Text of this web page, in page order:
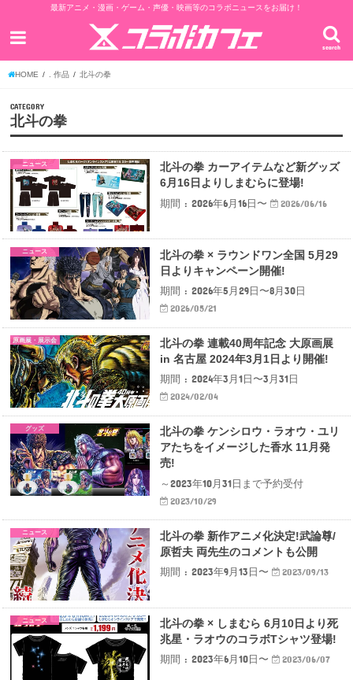
最新アニメ・漫画・ゲーム・声優・映画等のコラボニュースをお届け！
search
HOME . 作品 北斗の拳
CATEGORY
北斗の拳
ニュース
北斗の拳 カーアイテムなど新グッズ
6月16日よりしまむらに登場!
期間 : 2026年6月16日〜
2026/06/16
ニュース
北斗の拳 × ラウンドワン全国 5月29
日よりキャンペーン開催!
期間 : 2026年5月29日〜8月30日
2026/05/21
原画展・展示会
北斗の拳 連載40周年記念 大原画展
in 名古屋 2024年3月1日より開催!
期間 : 2024年3月1日〜3月31日
2024/02/04
グッズ
北斗の拳 ケンシロウ・ラオウ・ユリ
アたちをイメージした香水 11月発
売!
～2023年10月31日まで予約受付
2023/10/29
ニュース
北斗の拳 新作アニメ化決定!武論尊/
原哲夫 両先生のコメントも公開
期間 : 2023年9月13日〜
2023/09/13
ニュース
北斗の拳 × しまむら 6月10日より死
兆星・ラオウのコラボTシャツ登場!
期間 : 2023年6月10日〜
2023/06/07